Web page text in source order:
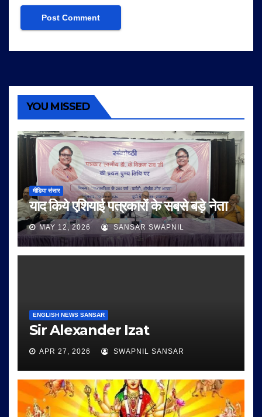
YOU MISSED
मीडिया संसार
याद किये एशियाई पत्रकारों के सबसे बड़े नेता
MAY 12, 2026 SANSAR SWAPNIL
ENGLISH NEWS SANSAR
Sir Alexander Izat
APR 27, 2026 SWAPNIL SANSAR